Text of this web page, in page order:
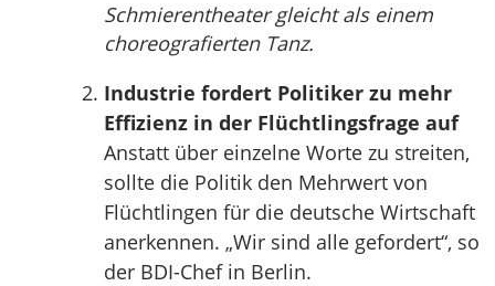
Schmierentheater gleicht als einem
choreografierten Tanz.
Industrie fordert Politiker zu mehr
Effizienz in der Flüchtlingsfrage auf
Anstatt über einzelne Worte zu streiten,
sollte die Politik den Mehrwert von
Flüchtlingen für die deutsche Wirtschaft
anerkennen. „Wir sind alle gefordert“, so
der BDI-Chef in Berlin.